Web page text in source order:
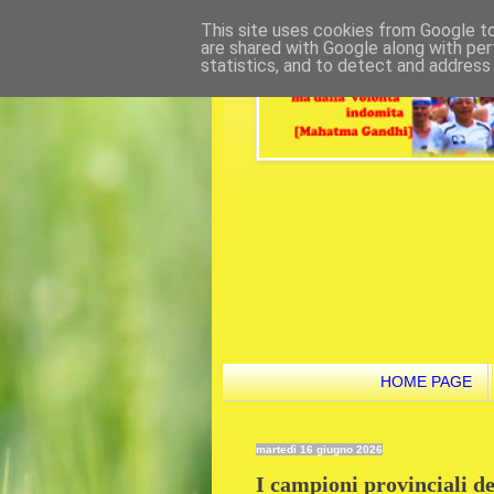
HOME PAGE
martedì 16 giugno 2026
I campioni provinciali
This site uses cookies from Google
are shared with Google along with
statistics, and to detect and address